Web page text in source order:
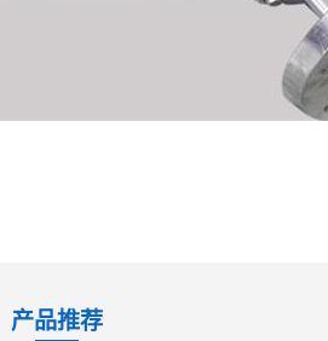
产品推荐